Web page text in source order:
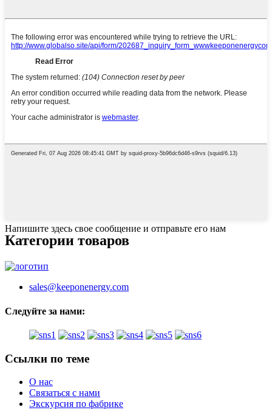
Напишите здесь свое сообщение и отправьте его нам
Категории товаров
sales@keeponenergy.com
Следуйте за нами:
Ссылки по теме
О нас
Связаться с нами
Экскурсия по фабрике